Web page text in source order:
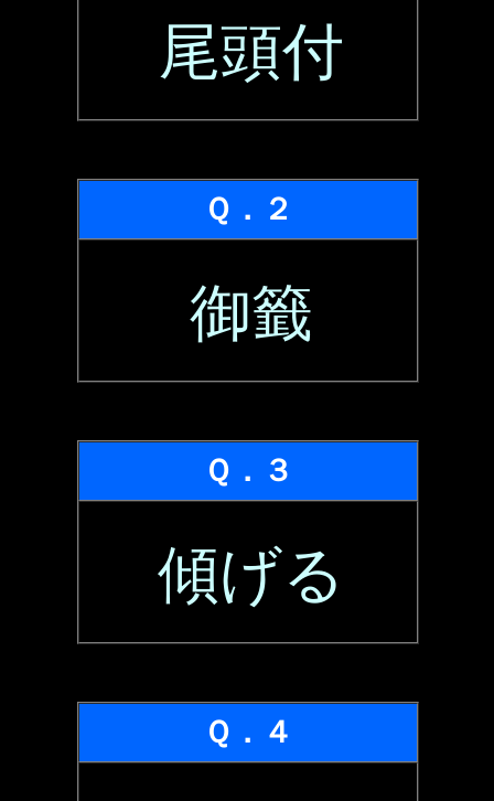
尾頭付
Ｑ．２
御籤
Ｑ．３
傾げる
Ｑ．４